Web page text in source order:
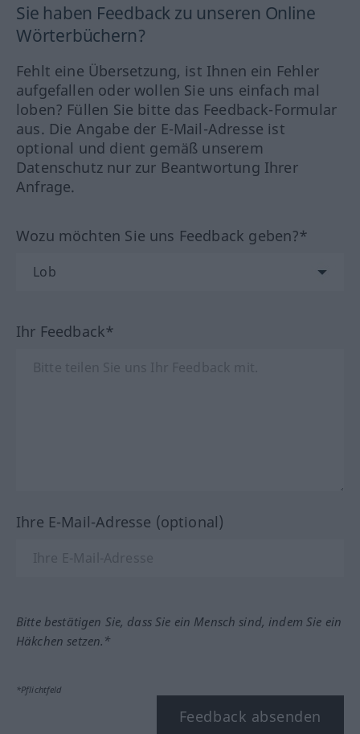
Sie haben Feedback zu unseren Online
Wörterbüchern?
Fehlt eine Übersetzung, ist Ihnen ein Fehler
aufgefallen oder wollen Sie uns einfach mal
loben? Füllen Sie bitte das Feedback-Formular
aus. Die Angabe der E-Mail-Adresse ist
optional und dient gemäß unserem
Datenschutz nur zur Beantwortung Ihrer
Anfrage.
Wozu möchten Sie uns Feedback geben?*
Ihr Feedback*
Ihre E-Mail-Adresse (optional)
Bitte bestätigen Sie, dass Sie ein Mensch sind, indem Sie ein
Häkchen setzen.*
*Pflichtfeld
Feedback absenden